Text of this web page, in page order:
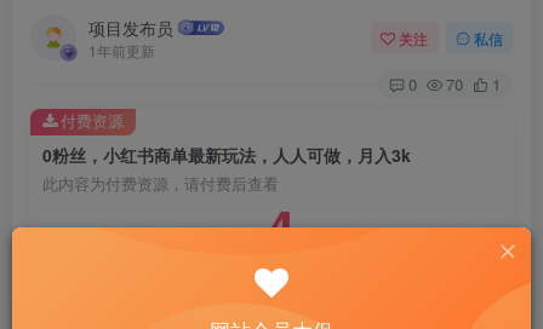
项目发布员
1年前更新
关注 私信
0 70 1
0粉丝，小红书商单最新玩法，人人可做，月入3k
此内容为付费资源，请付费后查看
4
付费资源